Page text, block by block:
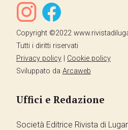
Copyright ©2022
Tutti i diritti riservati
Privacy policy
Cookie policy
Sviluppato da Arcaweb
Uffici e Redazione
Società Editrice Rivista di